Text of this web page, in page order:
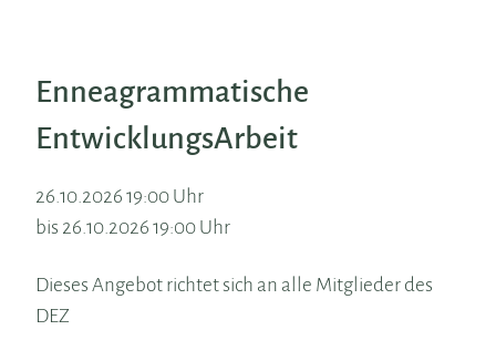
Enneagrammatische
EntwicklungsArbeit
26.10.2026 19:00 Uhr
bis 26.10.2026 19:00 Uhr
Dieses Angebot richtet sich an alle Mitglieder des
DEZ